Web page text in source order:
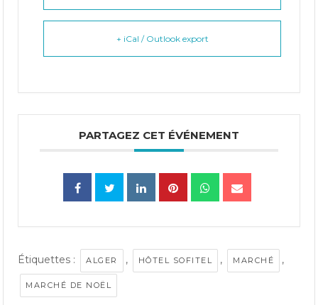
+ iCal / Outlook export
PARTAGEZ CET ÉVÉNEMENT
Étiquettes : ALGER , HÔTEL SOFITEL , MARCHÉ ,
MARCHÉ DE NOËL